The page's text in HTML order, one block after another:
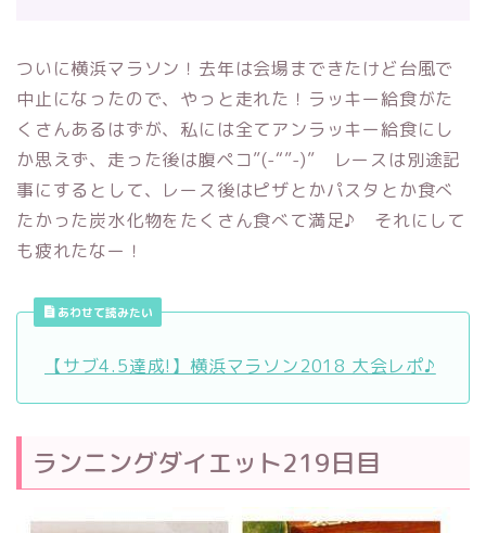
ついに横浜マラソン！去年は会場まできたけど台風で
中止になったので、やっと走れた！ラッキー給食がた
くさんあるはずが、私には全てアンラッキー給食にし
か思えず、走った後は腹ペコ”(-“”-)” レースは別途記
事にするとして、レース後はピザとかパスタとか食べ
たかった炭水化物をたくさん食べて満足♪ それにして
も疲れたなー！
あわせて読みたい
【サブ4.5達成!】横浜マラソン2018 大会レポ♪
ランニングダイエット219日目